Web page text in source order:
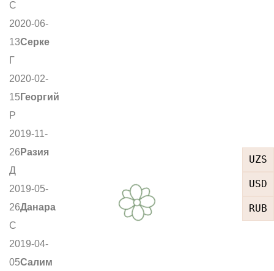
UZS
USD
RUB
С
2020-06-
13Серке
Г
2020-02-
15 Георгий
Р
2019-11-
26 Разия
Д
2019-05-
26Данара
С
2019-04-
05Салим